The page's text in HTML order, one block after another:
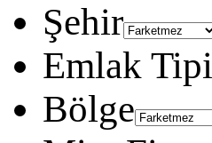
Şehir
Emlak Tipi
Bölge